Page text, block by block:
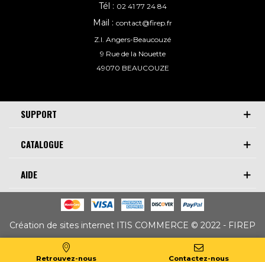
AIDE
CATALOGUE
SUPPORT
Tél : 02 41 77 24 84
Mail : contact@firep.fr
Z.I. Angers-Beaucouzé
9 Rue de la Nouette
49070 BEAUCOUZE
Création de sites internet ITIS COMMERCE © 2022 - FIREP
Retrouvez-nous Contactez-nous